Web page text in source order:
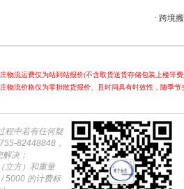
· 跨境
物流运费仅为站到站报价(不含取货送货存储包装上楼等
物流价格仅为零担散货报价、且时间具有时效性，随季
程中若有任何疑
82448848，
决；
立方）和重量
/ 5000 的计费标